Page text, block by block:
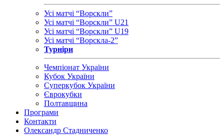
Усі матчі “Ворскли”
Усі матчі “Ворскли” U21
Усі матчі “Ворскли” U19
Усі матчі “Ворскла-2”
Турніри
Чемпіонат України
Кубок України
Суперкубок України
Єврокубки
Полтавщина
Програми
Контакти
Олександр Стадниченко